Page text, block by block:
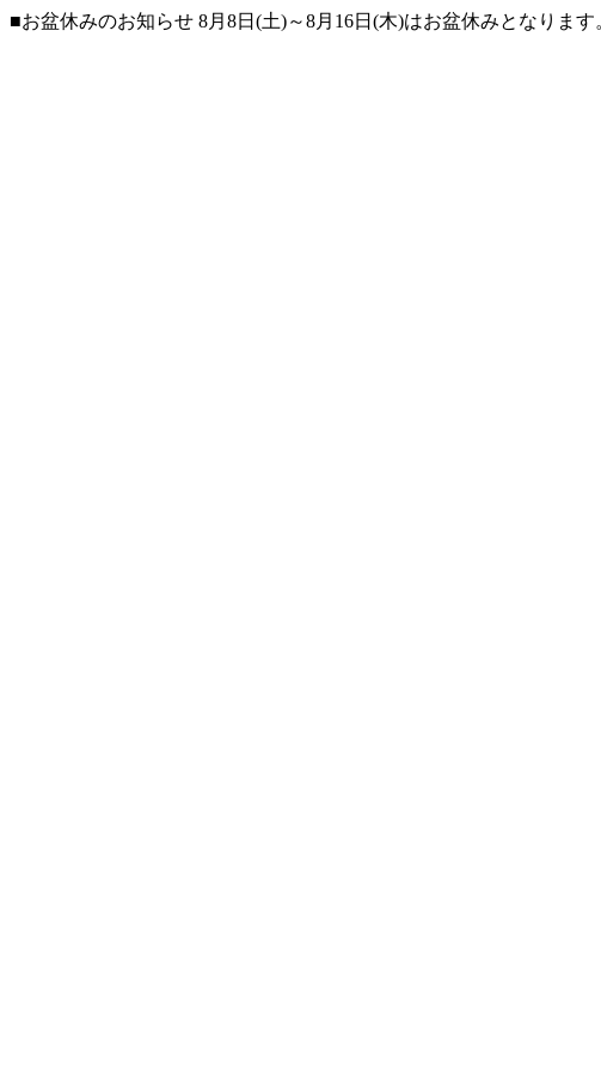
■お盆休みのお知らせ 8月8日(土)～8月16日(木)はお盆休みとなりま